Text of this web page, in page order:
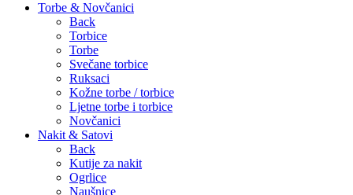
Torbe & Novčanici
Back
Torbice
Torbe
Svečane torbice
Ruksaci
Kožne torbe / torbice
Ljetne torbe i torbice
Novčanici
Nakit & Satovi
Back
Kutije za nakit
Ogrlice
Naušnice